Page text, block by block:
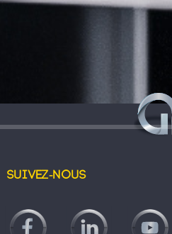
Suivez-nous